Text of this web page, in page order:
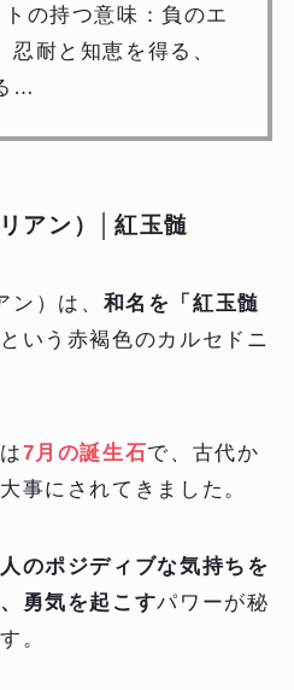
の持つ意味：負のエ
耐と知恵を得る、
…
アン）│紅玉髄
）は、 和名を「紅玉髄
という赤褐色のカルセドニ
7月の誕生石で、古代か
事にされてきました。
のポジディブな気持ちを
勇気を起こすパワーが秘
。